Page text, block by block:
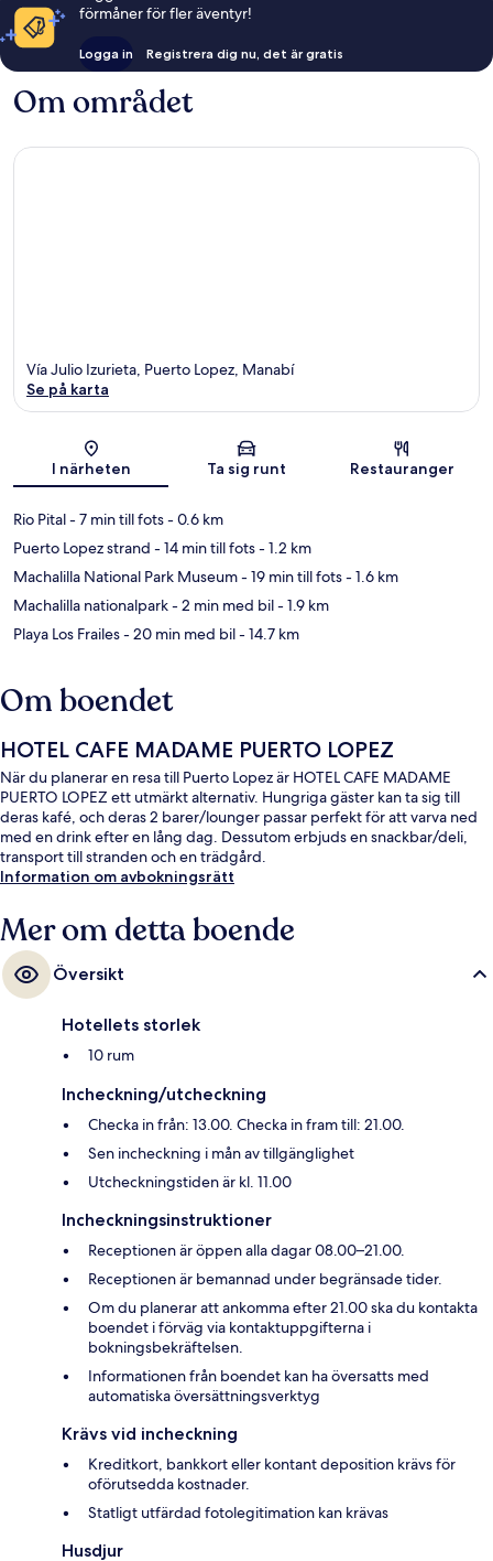
förmåner för fler äventyr!
Logga in Registrera dig nu, det är gratis
Om området
Karta
Vía Julio Izurieta, Puerto Lopez, Manabí
Se på karta
I närheten Ta sig runt Restauranger
Rio Pital- 7 min till fots- 0.6 km
Puerto Lopez strand - 14 min till fots- 1.2 km
Machalilla National Park Museum- 19 min till fots- 1.6 km
Machalilla nationalpark- 2 min med bil- 1.9 km
Playa Los Frailes- 20 min med bil- 14.7 km
Om boendet
HOTEL CAFE MADAME PUERTO LOPEZ
När du planerar en resa till Puerto Lopez är HOTEL CAFE MADAME
PUERTO LOPEZ ett utmärkt alternativ. Hungriga gäster kan ta sig till
deras kafé, och deras 2 barer/lounger passar perfekt för att varva ned
med en drink efter en lång dag. Dessutom erbjuds en snackbar/deli,
transport till stranden och en trädgård.
Information om avbokningsrätt
Mer om detta boende
Översikt
Hotellets storlek
10 rum
Incheckning/utcheckning
Checka in från: 13.00. Checka in fram till: 21.00.
Sen incheckning i mån av tillgänglighet
Utcheckningstiden är kl. 11.00
Incheckningsinstruktioner
Receptionen är öppen alla dagar 08.00–21.00.
Receptionen är bemannad under begränsade tider.
Om du planerar att ankomma efter 21.00 ska du kontakta
boendet i förväg via kontaktuppgifterna i
bokningsbekräftelsen.
Informationen från boendet kan ha översatts med
automatiska översättningsverktyg
Krävs vid incheckning
Kreditkort, bankkort eller kontant deposition krävs för
oförutsedda kostnader.
Statligt utfärdad fotolegitimation kan krävas
Husdjur